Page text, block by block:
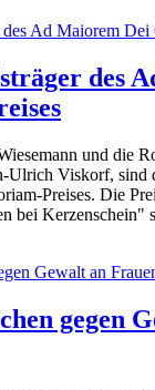
des
und die
Ulrich Viskorf, sind
Preises. Die
bei Kerzenschein"
gegen